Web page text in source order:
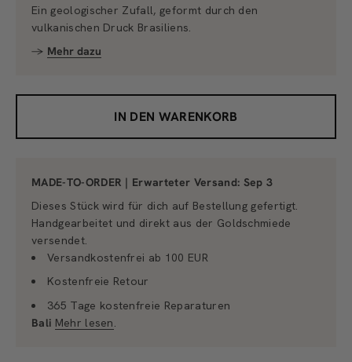
Ein geologischer Zufall, geformt durch den
vulkanischen Druck Brasiliens.
→ Mehr dazu
IN DEN WARENKORB
MADE-TO-ORDER | Erwarteter Versand: Sep 3
Dieses Stück wird für dich auf Bestellung gefertigt.
Handgearbeitet und direkt aus der Goldschmiede
versendet.
Versandkostenfrei ab 100 EUR
Kostenfreie Retour
365 Tage kostenfreie Reparaturen
Bali Mehr lesen.